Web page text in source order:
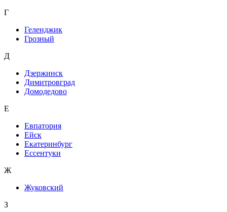
Г
Геленджик
Грозный
Д
Дзержинск
Димитровград
Домодедово
Е
Евпатория
Ейск
Екатеринбург
Ессентуки
Ж
Жуковский
З